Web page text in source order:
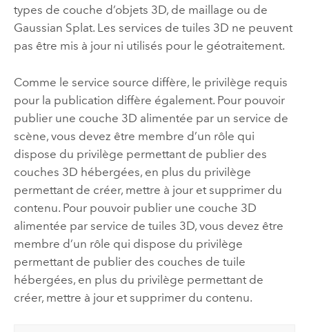
types de couche d’objets 3D, de maillage ou de
Gaussian Splat.Les services de tuiles 3D ne peuvent
pas être mis à jour ni utilisés pour le géotraitement.
Comme le service source diffère, le privilège requis
pour la publication diffère également. Pour pouvoir
publier une couche 3D alimentée par un service de
scène, vous devez être membre d’un rôle qui
dispose du privilège permettant de publier des
couches 3D hébergées, en plus du privilège
permettant de créer, mettre à jour et supprimer du
contenu. Pour pouvoir publier une couche 3D
alimentée par service de tuiles 3D, vous devez être
membre d’un rôle qui dispose du privilège
permettant de publier des couches de tuile
hébergées, en plus du privilège permettant de
créer, mettre à jour et supprimer du contenu.